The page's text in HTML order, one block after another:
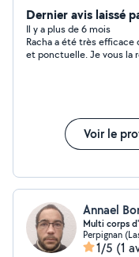
qulqun de confiance
Dernier avis laissé
Il y a plus de 6 mois
Racha a été très efficace
et ponctuelle. Je vous la
Voir le
Annael
Multi corps
Perpignan
1/5 (1